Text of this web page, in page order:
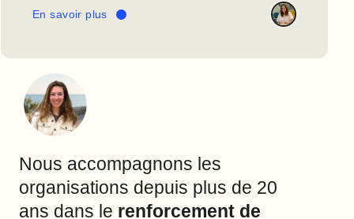
En savoir plus
Nous accompagnons les
organisations depuis plus de 20
ans dans le renforcement de